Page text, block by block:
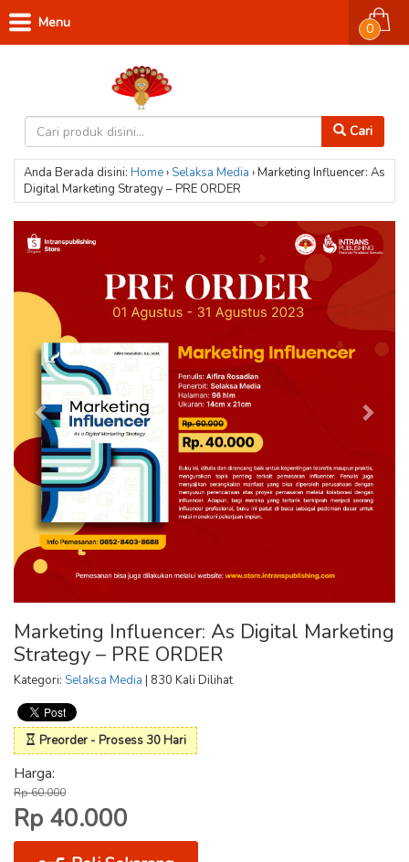
Cari
0
Menu
Anda Berada disini: Home› Selaksa Media ›Marketing Influencer: As
Digital Marketing Strategy – PRE ORDER
Marketing Influencer: As Digital Marketing
Strategy – PRE ORDER
Kategori: Selaksa Media | 830 Kali Dilihat
Preorder - Prosess 30 Hari
Harga:
Rp 60.000
Rp 40.000